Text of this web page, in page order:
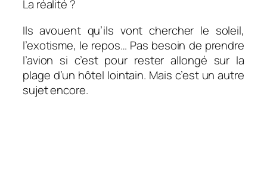
La réalité ?
Ils avouent qu’ils vont chercher le soleil,
l’exotisme, le repos… Pas besoin de prendre
l’avion si c’est pour rester allongé sur la
plage d’un hôtel lointain. Mais c’est un autre
sujet encore.